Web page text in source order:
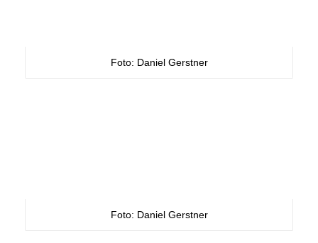
Foto: Daniel Gerstner
Foto: Daniel Gerstner